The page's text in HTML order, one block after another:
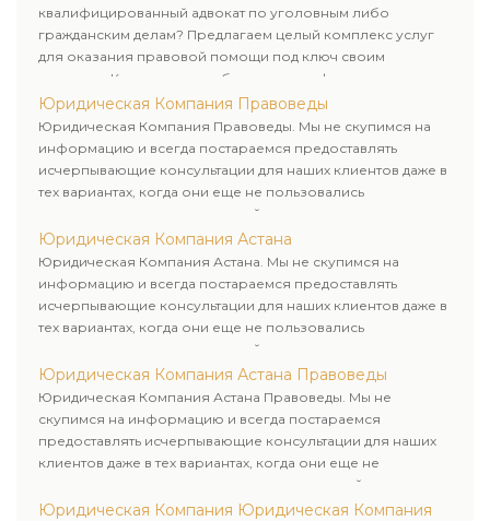
квалифицированный адвокат по уголовным либо
гражданским делам? Предлагаем целый комплекс услуг
для оказания правовой помощи под ключ своим
клиентам. Комплексное обслуживание физических и
юридических лиц. Индивидуальный подход к каждому
клиенту.
Юридическая Компания Правоведы
Юридическая Компания Правоведы. Мы не скупимся на
информацию и всегда постараемся предоставлять
исчерпывающие консультации для наших клиентов даже в
тех вариантах, когда они еще не пользовались
юридическими услугами нашей компании.
Юридическая Компания Астана
Юридическая Компания Астана. Мы не скупимся на
информацию и всегда постараемся предоставлять
исчерпывающие консультации для наших клиентов даже в
тех вариантах, когда они еще не пользовались
юридическими услугами нашей компании.
Юридическая Компания Астана Правоведы
Юридическая Компания Астана Правоведы. Мы не
скупимся на информацию и всегда постараемся
предоставлять исчерпывающие консультации для наших
клиентов даже в тех вариантах, когда они еще не
пользовались юридическими услугами нашей компании.
Юридическая Компания Юридическая Компания